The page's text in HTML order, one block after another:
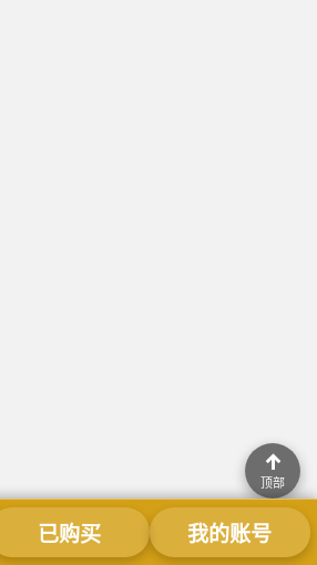
已购买 我的账号
↑
顶部